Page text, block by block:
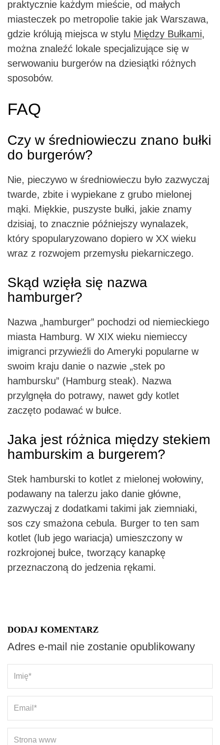
praktycznie każdym mieście, od małych
miasteczek po metropolie takie jak Warszawa,
gdzie królują miejsca w stylu Między Bułkami,
można znaleźć lokale specjalizujące się w
serwowaniu burgerów na dziesiątki różnych
sposobów.
FAQ
Czy w średniowieczu znano bułki
do burgerów?
Nie, pieczywo w średniowieczu było zazwyczaj
twarde, zbite i wypiekane z grubo mielonej
mąki. Miękkie, puszyste bułki, jakie znamy
dzisiaj, to znacznie późniejszy wynalazek,
który spopularyzowano dopiero w XX wieku
wraz z rozwojem przemysłu piekarniczego.
Skąd wzięła się nazwa
hamburger?
Nazwa „hamburger” pochodzi od niemieckiego
miasta Hamburg. W XIX wieku niemieccy
imigranci przywieźli do Ameryki popularne w
swoim kraju danie o nazwie „stek po
hambursku” (Hamburg steak). Nazwa
przylgnęła do potrawy, nawet gdy kotlet
zaczęto podawać w bułce.
Jaka jest różnica między stekiem
hamburskim a burgerem?
Stek hamburski to kotlet z mielonej wołowiny,
podawany na talerzu jako danie główne,
zazwyczaj z dodatkami takimi jak ziemniaki,
sos czy smażona cebula. Burger to ten sam
kotlet (lub jego wariacja) umieszczony w
rozkrojonej bułce, tworzący kanapkę
przeznaczoną do jedzenia rękami.
DODAJ KOMENTARZ
Adres e-mail nie zostanie opublikowany